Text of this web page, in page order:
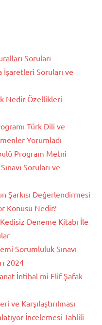
Soruları
İşaretleri Soruları ve
Nedir Özellikleri
Türk Dili ve
Yorumladı
Program Metni
Soruları ve
Şarkısı Değerlendirmesi
Konusu Nedir?
Deneme Kitabı İle
Sorumluluk Sınavı
2024
İntihal mi Elif Şafak
ve Karşılaştırılması
İncelemesi Tahlili